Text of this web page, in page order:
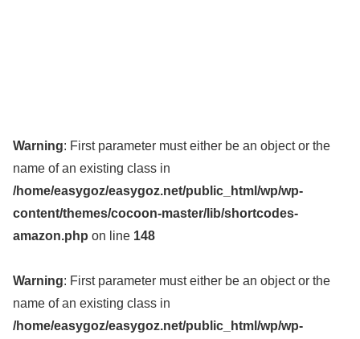
Warning: First parameter must either be an object or the
name of an existing class in
/home/easygoz/easygoz.net/public_html/wp/wp-
content/themes/cocoon-master/lib/shortcodes-
amazon.php on line 148
Warning: First parameter must either be an object or the
name of an existing class in
/home/easygoz/easygoz.net/public_html/wp/wp-